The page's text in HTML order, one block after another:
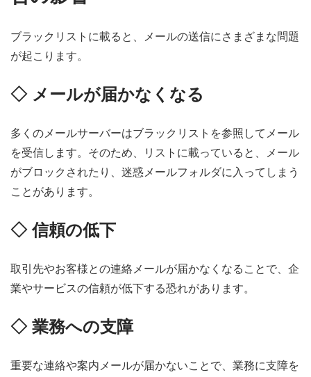
ブラックリストに載ると、メールの送信にさまざまな問題
が起こります。
◇ メールが届かなくなる
多くのメールサーバーはブラックリストを参照してメール
を受信します。そのため、リストに載っていると、メール
がブロックされたり、迷惑メールフォルダに入ってしまう
ことがあります。
◇ 信頼の低下
取引先やお客様との連絡メールが届かなくなることで、企
業やサービスの信頼が低下する恐れがあります。
◇ 業務への支障
重要な連絡や案内メールが届かないことで、業務に支障を